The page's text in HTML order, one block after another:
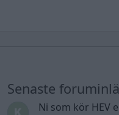
Senaste
Ni som kör HEV